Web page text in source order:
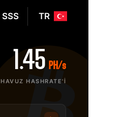
TR
SSS
1.45 PH/s
HAVUZ HASHRATE'I